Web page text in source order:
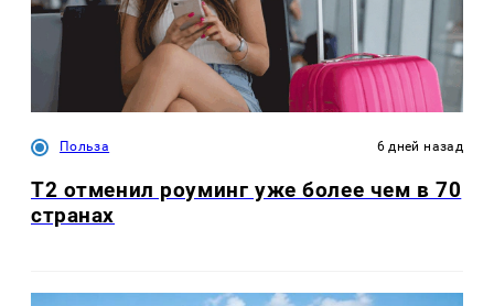
Польза 6 дней назад
Т2 отменил роуминг уже более чем в 70
странах